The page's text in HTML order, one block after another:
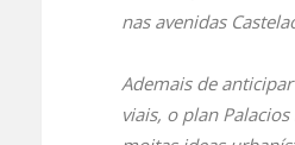
nas avenidas
Ademais de
viais, o plan